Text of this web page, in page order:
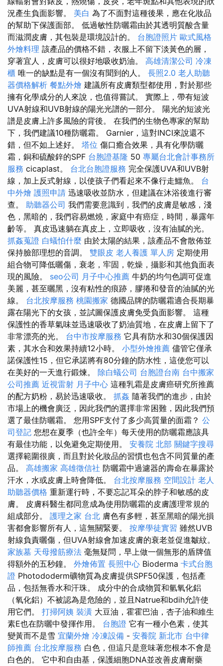
況產生負面影響。 美白 為了不面對這種後果，應在化妝品
的幫助下保護面部。 低過敏性防曬霜由於其透明質酸含量
而滋潤皮膚，其包裝是環境設計的。 台胞證照片 歐式風格
外燴料理 該產品的價格不錯，衣服上不留下淡黃色的層，
穿著宜人，皮膚可以很好地吸收奶油。 高雄清潔公司 冷凍
櫃 唯一的缺點是有一個沒有聞到的人。 長照2.0 老人助聽
器價格解析 餐點外燴 建議所有皮膚類型都使用，對於那些
擁有化學成分的人來說，也值得嘗試。 實際上，帶有短波
UVA射線和UVB射線的陽光光譜的一部分。 陽光的短波光
譜是皮膚上許多風險的背後。 在我們的生物色專家的幫助
下，我們建議10種防曬霜。 Garnier，這對INCI來說還不
錯，但不如上述好。 塔位 傷口癒合效果，具有化學防曬
霜，銅和硫酸鋅的SPF 台胞證基隆 50 專屬台北會計事務所
服務 cicaplast。 台北台胞證服務 完全保護UVA和UVB射
線，加上反式射線，以使孩子們看起來不像行走鱷魚。 台
中外燴 護照申請 迅速吸收並防水，但建議在沐浴後進行審
查。 助聽器公司 我們需要意識到，我們的皮膚是敏感，淺
色，黑暗的，我們容易燃燒，家庭中有癌症，時間，暴露年
齡等。 真皮迅速躺在真皮上，立即吸收，沒有油膩的光。
抓姦蒐證 白蟻怕什麼 由於太陽的結果，該產品不會散佈並
保持臉部理想的音調。 雙眼皮 老人養護 單人房 定期使用
組合物可降低曬傷，衰老，牢固，乾燥，攝影和其他負面表
現的風險。 seo公司 月子中心推薦 牛奶的均勻色調可促進
美麗，甚至曬黑，沒有粘性的痕跡，膠捲和發音的油膩的光
線。 台北按摩服務 桃園搬家 德國品牌的防曬霜適合長期暴
露在陽光下的女孩，並試圖保護皮膚免受負面影響。 這種
保護性的香草氣味並迅速吸收了奶油質地，在皮膚上留下了
非常漂亮的光。 台中市按摩服務 它具有防水和30個保護因
素，其水合和效果持續12小時。 小型外燴推薦 儘管它僅承
諾保護性15，但它承諾將有80分鐘的防水性，這使您可以
在美好的一天進行鍛煉。 除白蟻公司 台胞證台南 台中搬家
公司推薦 近視雷射 月子中心 這種乳霜是皮膚癌研究所推薦
的配方奶粉，易於迅速吸收。 抓姦 隨著我們的進步，由於
市場上的機會廣泛，因此我們的選擇非常困難，因此我們預
選了最佳防曬霜。 您用SPF支付了多少高質量的面霜？ 公
司登記 您想在夏季（也許全年）每天使用的防曬霜應該具
有最佳功能，以免避免定期使用。 安養院 北部 關鍵字搜尋
選擇範圍很廣，而且對於化妝品的習慣也包含不同質量的產
品。 高雄搬家 高雄徵信社 防曬霜中過濾器的壽命在暴露於
汗水，水或皮膚上時會降低。 台北按摩服務 空間設計 老人
助聽器價格 重新運行時，不要忘記耳朵的脖子和敏感的皮
膚。 皮膚科醫生都同意成為使用防曬霜的皮膚護理常規的
組成部分。 護理之家 台北 膚色有多輕，甚至黑暗的陽光損
害都會影響所有人，這無關緊要。 按摩學徒實習 雖然UVB
射線負責曬傷，但UVA射線會加速皮膚的衰老並促進皺紋。
家族墓 天母撥筋療法 毫無疑問，早上做一個無形的盾牌值
得額外的五秒鐘。 外燴佈置 長照中心 Bioderma 卡式台胞
證 Photododerm礦物質為皮膚提供SPF50保護，包括產
品，包括無香水和汗珠。 成分中的合成物質和氫氧化鋁
（氧化鋁）不被認為是危險的，並且Natrue和bdih允許使
用它們。 打掃阿姨 裝潢 大豆油，霍霍巴油，杏子油和維生
素E也在防曬中發揮作用。 台胞證 它有一種小色素，使其
變黃而不是雪 宜蘭外燴 冷凍設備 - 安養院 新北市 台中律
師推薦 台北按摩服務 白色，但這只是意味著您根本不會是
白色的。 它中和自由基，保護細胞DNA並改善皮膚耐藥